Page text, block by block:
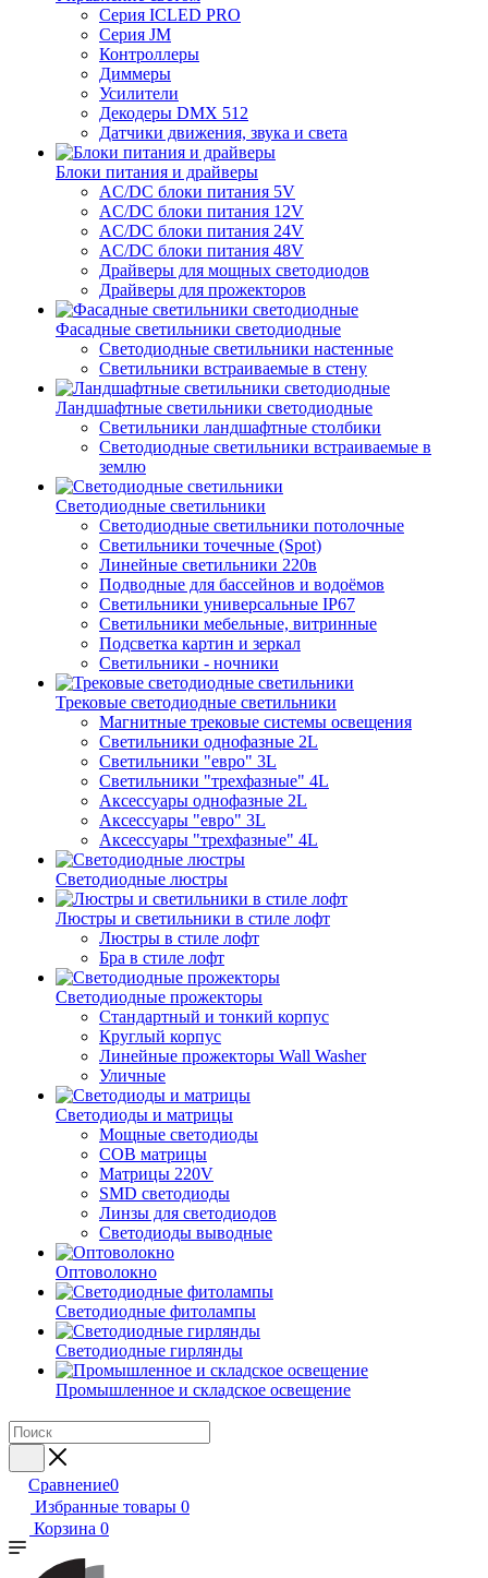
Серия ICLED PRO
Серия JM
Контроллеры
Диммеры
Усилители
Декодеры DMX 512
Датчики движения, звука и света
Блоки питания и драйверы
AC/DC блоки питания 5V
AC/DC блоки питания 12V
AC/DC блоки питания 24V
AC/DC блоки питания 48V
Драйверы для мощных светодиодов
Драйверы для прожекторов
Фасадные светильники светодиодные
Светодиодные светильники настенные
Светильники встраиваемые в стену
Ландшафтные светильники светодиодные
Светильники ландшафтные столбики
Светодиодные светильники встраиваемые в
землю
Светодиодные светильники
Светодиодные светильники потолочные
Светильники точечные (Spot)
Линейные светильники 220в
Подводные для бассейнов и водоёмов
Светильники универсальные IP67
Светильники мебельные, витринные
Подсветка картин и зеркал
Светильники - ночники
Трековые светодиодные светильники
Магнитные трековые системы освещения
Светильники однофазные 2L
Светильники "евро" 3L
Светильники "трехфазные" 4L
Аксессуары однофазные 2L
Аксессуары "евро" 3L
Аксессуары "трехфазные" 4L
Светодиодные люстры
Люстры и светильники в стиле лофт
Люстры в стиле лофт
Бра в стиле лофт
Светодиодные прожекторы
Стандартный и тонкий корпус
Круглый корпус
Линейные прожекторы Wall Washer
Уличные
Светодиоды и матрицы
Мощные светодиоды
COB матрицы
Матрицы 220V
SMD светодиоды
Линзы для светодиодов
Светодиоды выводные
Оптоволокно
Светодиодные фитолампы
Светодиодные гирлянды
Промышленное и складское освещение
Сравнение0
Избранные товары 0
Корзина 0